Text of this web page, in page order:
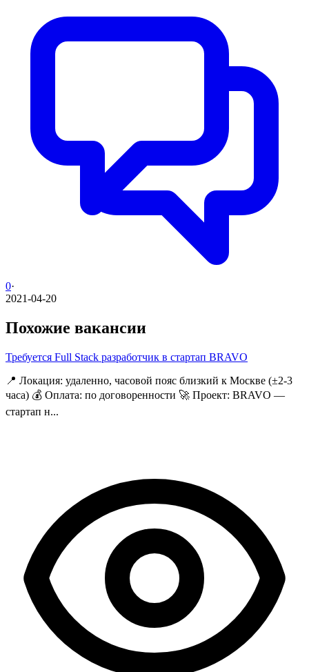
0·
2021-04-20
Похожие вакансии
Требуется Full Stack разработчик в стартап BRAVO
📍 Локация: удаленно, часовой пояс близкий к Москве (±2-3
часа) 💰 Оплата: по договоренности 🚀 Проект: BRAVO —
стартап н...